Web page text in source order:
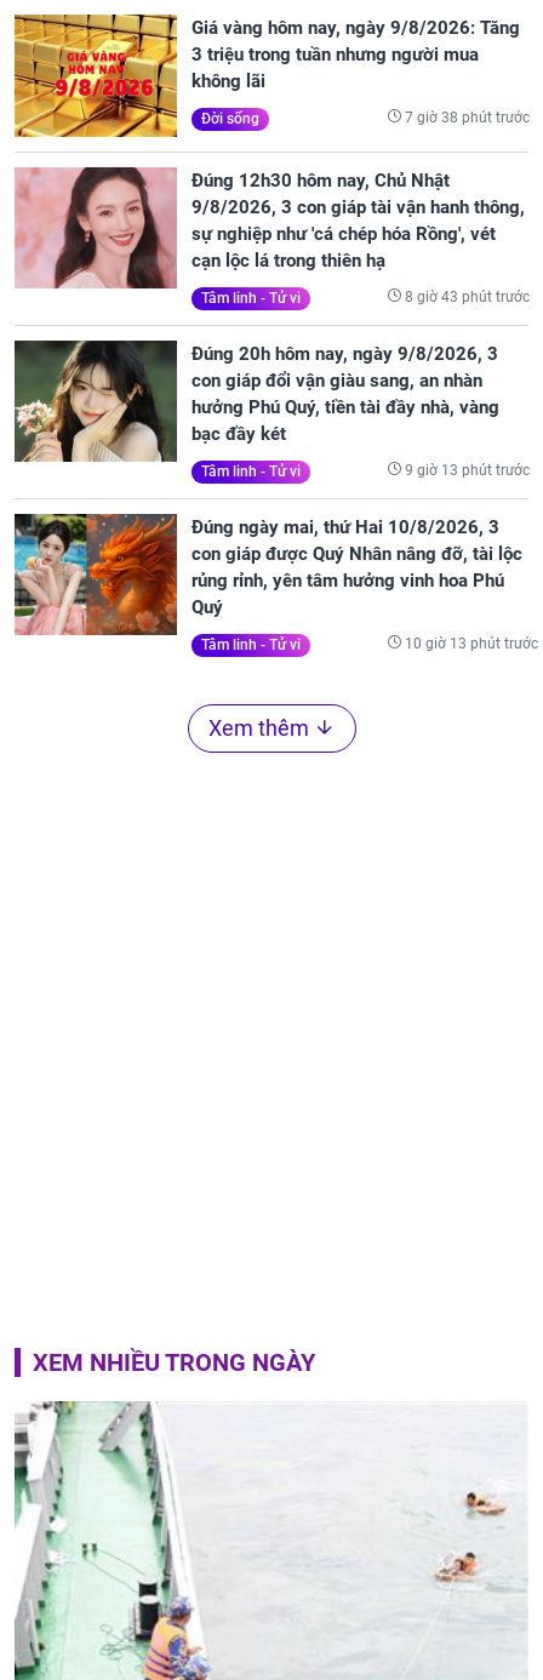
Giá vàng hôm nay, ngày 9/8/2026: Tăng
3 triệu trong tuần nhưng người mua
không lãi
Đời sống 7 giờ 38 phút trước
Đúng 12h30 hôm nay, Chủ Nhật
9/8/2026, 3 con giáp tài vận hanh thông,
sự nghiệp như 'cá chép hóa Rồng', vét
cạn lộc lá trong thiên hạ
Tâm linh - Tử vi 8 giờ 43 phút trước
Đúng 20h hôm nay, ngày 9/8/2026, 3
con giáp đổi vận giàu sang, an nhàn
hưởng Phú Quý, tiền tài đầy nhà, vàng
bạc đầy két
Tâm linh - Tử vi 9 giờ 13 phút trước
Đúng ngày mai, thứ Hai 10/8/2026, 3
con giáp được Quý Nhân nâng đỡ, tài lộc
rủng rỉnh, yên tâm hưởng vinh hoa Phú
Quý
Tâm linh - Tử vi 10 giờ 13 phút trước
Xem thêm
XEM NHIỀU TRONG NGÀY